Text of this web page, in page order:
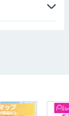
究者のバックチ
管理